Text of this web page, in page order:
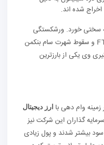
شده اند.
سختی خورد. ورشکستگی
فاجعه بار صرافی ارزهای دیجیتال FTX و سقوط شهرت سام بنکمن
وی یکی از بارزترین
وام دهی با ارز دیجیتال
شد.سرمایه گذاران این شرکت نیز
بیشتر شدند و پول زیادی